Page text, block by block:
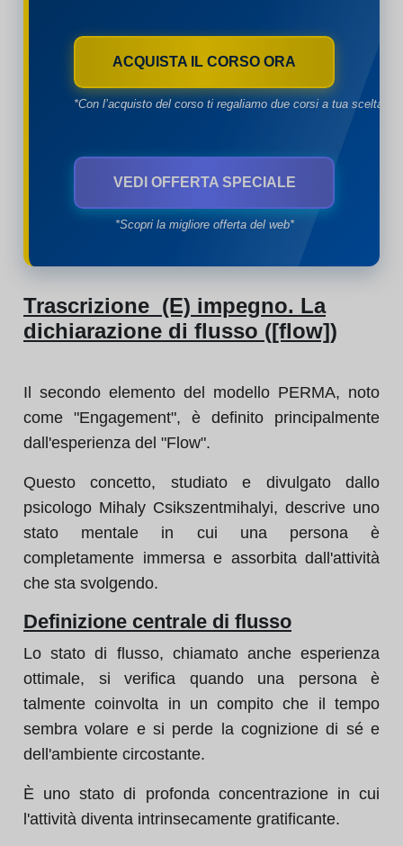
ACQUISTA IL CORSO ORA
*Con l’acquisto del corso ti regaliamo due corsi a tua scelta*
VEDI OFFERTA SPECIALE
*Scopri la migliore offerta del web*
Trascrizione (E) impegno. La
dichiarazione di flusso ([flow])
Il secondo elemento del modello PERMA, noto
come "Engagement", è definito principalmente
dall'esperienza del "Flow".
Questo concetto, studiato e divulgato dallo
psicologo Mihaly Csikszentmihalyi, descrive uno
stato mentale in cui una persona è
completamente immersa e assorbita dall'attività
che sta svolgendo.
Definizione centrale di flusso
Lo stato di flusso, chiamato anche esperienza
ottimale, si verifica quando una persona è
talmente coinvolta in un compito che il tempo
sembra volare e si perde la cognizione di sé e
dell'ambiente circostante.
È uno stato di profonda concentrazione in cui
l'attività diventa intrinsecamente gratificante.